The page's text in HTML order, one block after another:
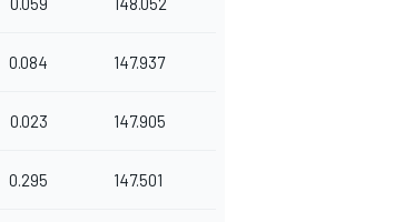
0.084 147.937
0.023 147.905
0.295 147.501